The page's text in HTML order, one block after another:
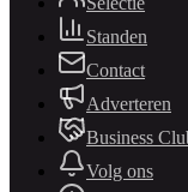
Standen
Contact
Adverteren
Business
Volg ons